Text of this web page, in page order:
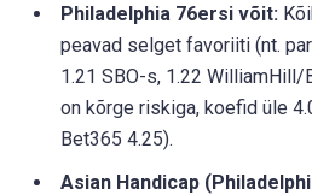
Philadelphia 76ersi võit:
peavad selget favoriiti (nt.
1.21 SBO-s, 1.22
on kõrge riskiga, koefid üle
Bet365 4.25).
Asian Handicap